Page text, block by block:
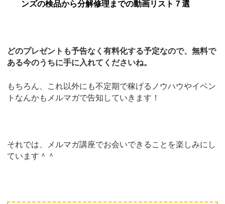
ンズの検品から分解修理までの動画リスト７選
どのプレゼントも予告なく有料化する予定なので、無料で
ある今のうちに手に入れてくださいね。
もちろん、これ以外にも不定期で稼げるノウハウやイベン
トなんかもメルマガで告知していきます！
それでは、メルマガ講座でお会いできることを楽しみにし
ています＾＾